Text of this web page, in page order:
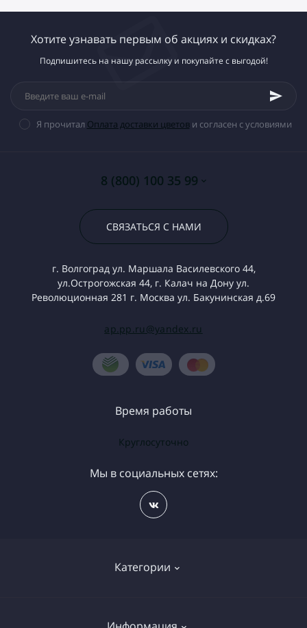
Хотите узнавать первым об акциях и скидках?
Подпишитесь на нашу рассылку и покупайте с выгодой!
Я прочитал Оплата доставки цветови согласен с условиями
8 (800) 100 35 99
СВЯЗАТЬСЯ С НАМИ
г. Волгоград ул. Маршала Василевского 44,
ул.Острогожская 44, г. Калач на Дону ул.
Революционная 281 г. Москва ул. Бакунинская д.69
ap.pp.ru@yandex.ru
Категории
Бесплатная доставка цветов
Время работы
Круглосуточно
Мы в социальных сетях: